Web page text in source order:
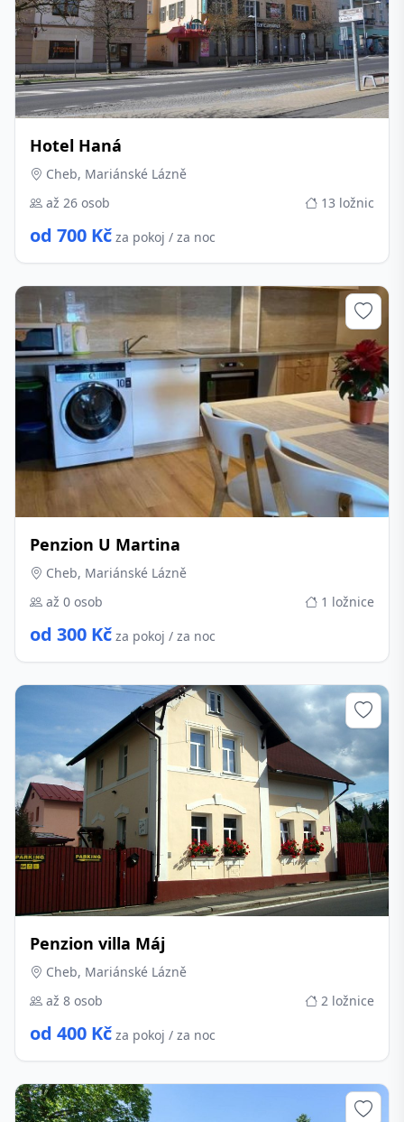
Hotel Haná
Cheb, Mariánské Lázně
až 26 osob
13 ložnic
od 700 Kč za pokoj / za noc
Penzion U Martina
Cheb, Mariánské Lázně
až 0 osob
1 ložnice
od 300 Kč za pokoj / za noc
Penzion villa Máj
Cheb, Mariánské Lázně
až 8 osob
2 ložnice
od 400 Kč za pokoj / za noc